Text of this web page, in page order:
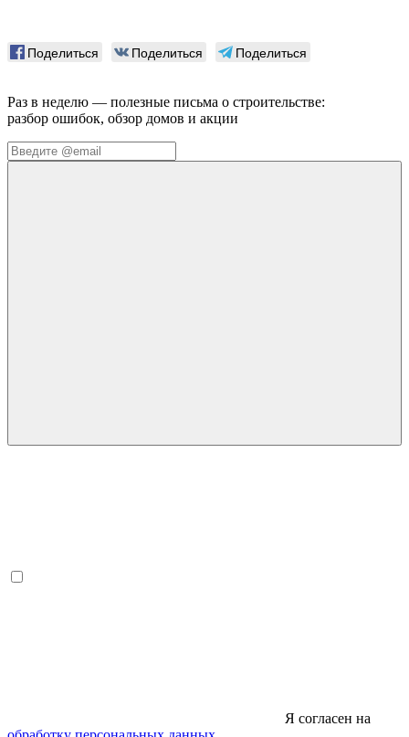
Поделиться Поделиться Поделиться
Раз в неделю — полезные письма о строительстве:
разбор ошибок, обзор домов и акции
Я согласен на